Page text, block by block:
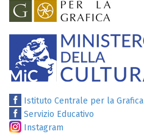
Istituto Centrale per la Grafica
Servizio Educativo
Instagram